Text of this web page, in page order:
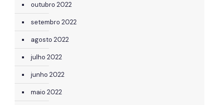
outubro 2022
setembro 2022
agosto 2022
julho 2022
junho 2022
maio 2022